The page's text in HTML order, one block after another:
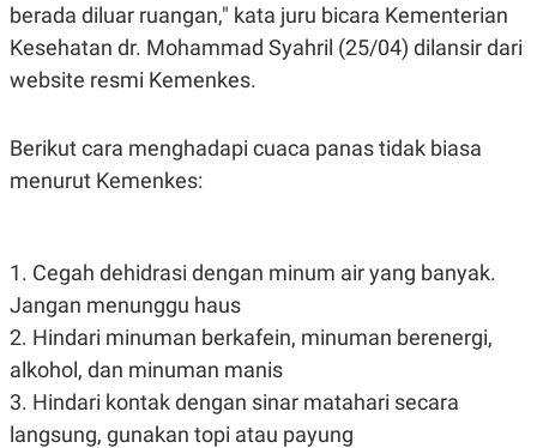
berada diluar ruangan," kata juru bicara Kementerian
Kesehatan dr. Mohammad Syahril (25/04) dilansir dari
website resmi Kemenkes.
Berikut cara menghadapi cuaca panas tidak biasa
menurut Kemenkes:
1. Cegah dehidrasi dengan minum air yang banyak.
Jangan menunggu haus
2. Hindari minuman berkafein, minuman berenergi,
alkohol, dan minuman manis
3. Hindari kontak dengan sinar matahari secara
langsung, gunakan topi atau payung